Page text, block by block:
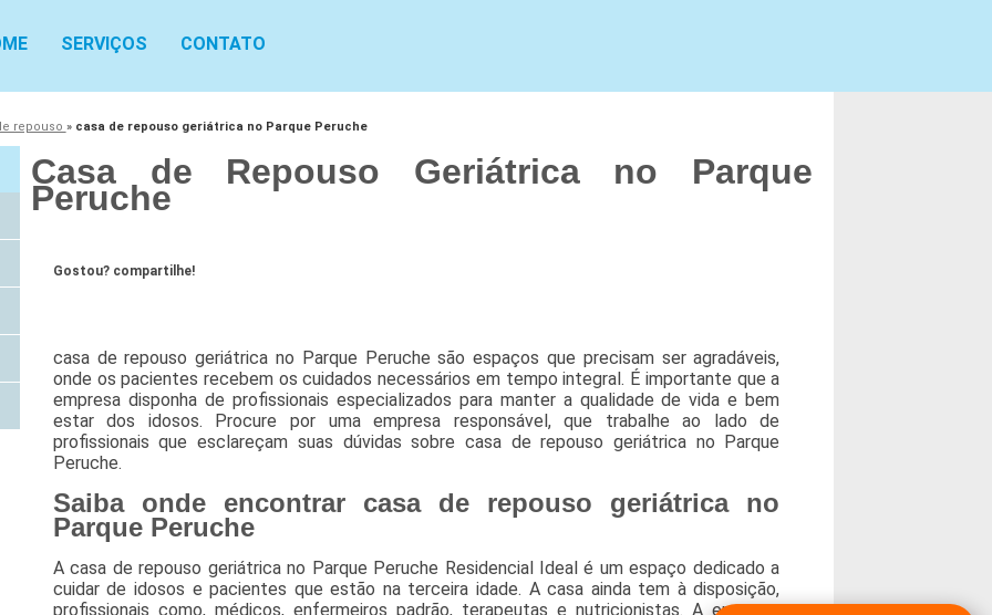
SERVIÇOS CONTATO
repouso » casa de repouso geriátrica no Parque Peruche
Casa de Repouso Geriátrica no Parque
Peruche
Gostou? compartilhe!
casa de repouso geriátrica no Parque Peruche são espaços que precisam ser agradáveis,
onde os pacientes recebem os cuidados necessários em tempo integral. É importante que a
empresa disponha de profissionais especializados para manter a qualidade de vida e bem
estar dos idosos. Procure por uma empresa responsável, que trabalhe ao lado de
profissionais que esclareçam suas dúvidas sobre casa de repouso geriátrica no Parque
Peruche.
Saiba onde encontrar casa de repouso geriátrica no
Parque Peruche
A casa de repouso geriátrica no Parque Peruche Residencial Ideal é um espaço dedicado a
cuidar de idosos e pacientes que estão na terceira idade. A casa ainda tem à disposição,
profissionais como, médicos, enfermeiros padrão, terapeutas e nutricionistas. A empresa